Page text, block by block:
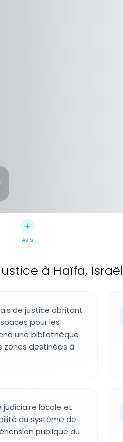
Avis
à Haïfa, Israël
de justice abritant
pour les
une bibliothèque
zones destinées à
judiciaire locale et
du système de
publique du